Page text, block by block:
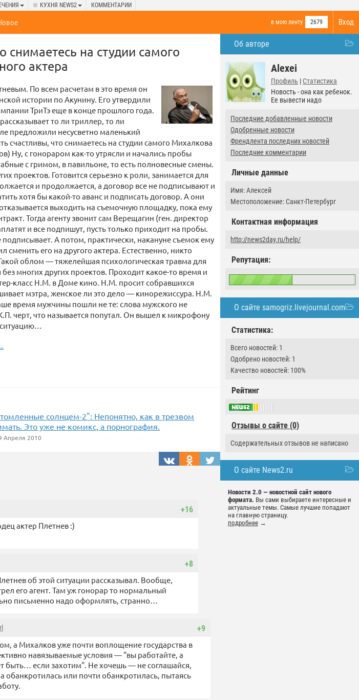
КУХНЯ NEWS2 КОММЕНТАРИИ
Вход
в мою ленту 2679
Об авторе
Alexei
Профиль | Статистика
Новость - она как ребенок.
Ее вывести надо
Последние добавленные новости
Одобренные новости
Френдлента последних новостей
Последние комментарии
Личные данные
Имя: Алексей
Местоположение: Санкт-Петербург
Контактная информация
http://news2day.ru/help/
Репутация:
О сайте samogriz.livejournal.com
Статистика:
Всего новостей: 1
Одобрено новостей: 1
Качество новостей: 100%
Рейтинг
Отзывы о сайте (0)
Содержательных отзывов не написано
О сайте News2.ru
Новости 2.0 — новостной сайт нового
формата. Вы сами выбираете интересные и
актуальные темы. Самые лучшие попадают
на главную страницу.
подробнее →
на студии самого
актера
По всем расчетам в это время он
истории по Акунину. Его утвердили
ТриТэ еще в конце прошлого года.
то ли триллер, то ли
предложили несусветно маленький
что снимаетесь на студии самого Михалкова
Ну, с гонораром как-то утрясли и начались пробы
с гримом, в павильоне, то есть полновесные смены.
проектов. Готовится серьезно к роли, занимается для
и продолжается, а договор все не подписывают и
хотя бы какой-то аванс и подписать договор. А они
выходить на съемочную площадку, пока ему
Тогда агенту звонит сам Верещагин (ген. директор
и все подпишут, пусть только приходит на пробы.
А потом, практически, накануне съемок ему
сменить его на другого актера. Естественно, никто
облом — тяжелейшая психологическая травма для
многих других проектов. Проходит какое-то время и
класс Н.М. в Доме кино. Н.М. просит собравшихся
мэтра, женское ли это дело — кинорежиссура. Н.М.
время мужчины пошли не те: слова мужского не
черт, что называется попутал. Он вышел к микрофону
солнцем-2": Непонятно, как в трезвом
Это уже не комикс, а порнография.
Апреля 2010
+16
актер Плетнев :)
+8
об этой ситуации рассказывал. Вообще,
его агент. Там уж гонорар то нормальный
письменно надо оформлять, странно…
+9
а Михалков уже почти воплощение государства в
навязываемые условия — "вы работайте, а
если захотим". Не хочешь — не соглашайся,
или почти обанкротилась, пытаясь